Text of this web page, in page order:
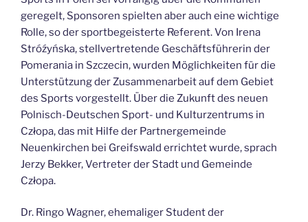
geregelt, Sponsoren spielten aber auch eine wichtige
Rolle, so der sportbegeisterte Referent. Von Irena
Stróźyńska, stellvertretende Geschäftsführerin der
Pomerania in Szczecin, wurden Möglichkeiten für die
Unterstützung der Zusammenarbeit auf dem Gebiet
des Sports vorgestellt. Über die Zukunft des neuen
Polnisch-Deutschen Sport- und Kulturzentrums in
Człopa, das mit Hilfe der Partnergemeinde
Neuenkirchen bei Greifswald errichtet wurde, sprach
Jerzy Bekker, Vertreter der Stadt und Gemeinde
Człopa.
Dr. Ringo Wagner, ehemaliger Student der